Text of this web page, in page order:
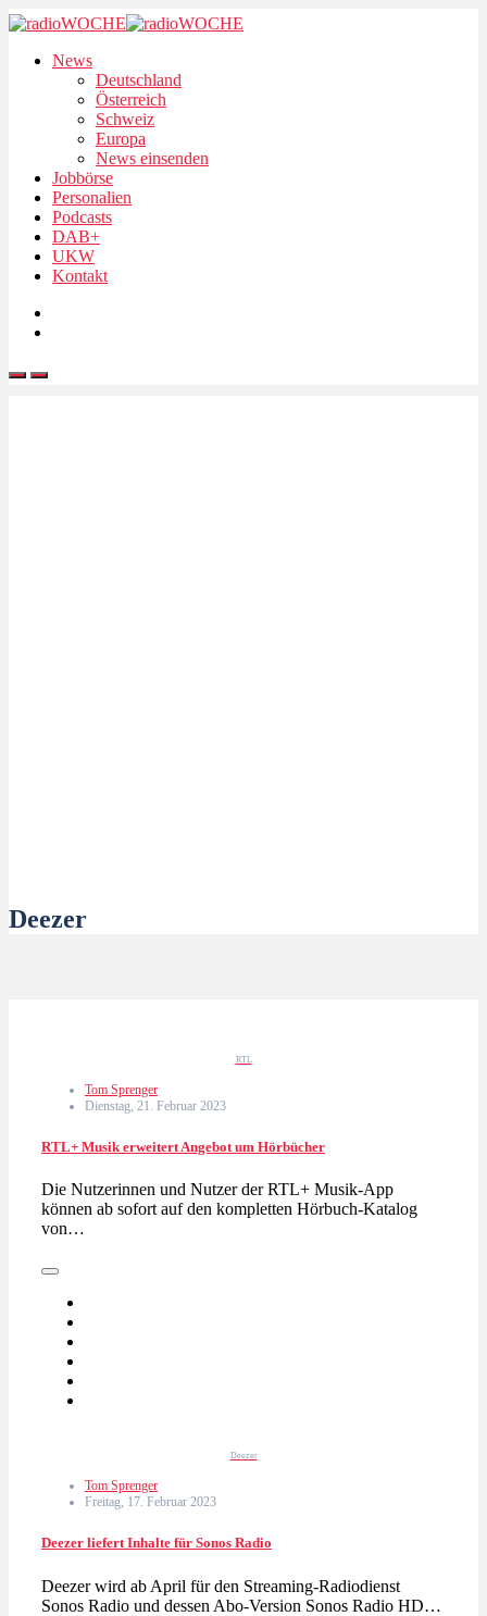
News
Deutschland
Österreich
Schweiz
Europa
News einsenden
Jobbörse
Personalien
Podcasts
DAB+
UKW
Kontakt
Deezer
RTL
Tom Sprenger
Dienstag, 21. Februar 2023
RTL+ Musik erweitert Angebot um Hörbücher
Die Nutzerinnen und Nutzer der RTL+ Musik-App
können ab sofort auf den kompletten Hörbuch-Katalog
von…
Deezer
Tom Sprenger
Freitag, 17. Februar 2023
Deezer liefert Inhalte für Sonos Radio
Deezer wird ab April für den Streaming-Radiodienst
Sonos Radio und dessen Abo-Version Sonos Radio HD…